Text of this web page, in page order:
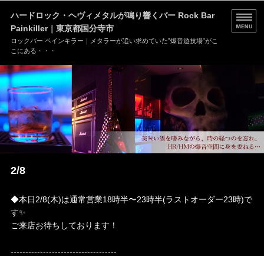
ハードロック・ヘヴィメタルが鳴り響くバー Rock Bar
Painkiller｜東京都国分寺市
ロックバー ペインキラー｜メタラーが追い求めていた”爆音遊技場”がこ
こにある・・・
HOME
MENU
店舗情報
ブログ
お問い合わせ
2/8
◆本日2/8(木)は通常営業18時半〜23時半(ラストオーダー23時)で
す✨
ご来店お待ちしております！
------------------------------------